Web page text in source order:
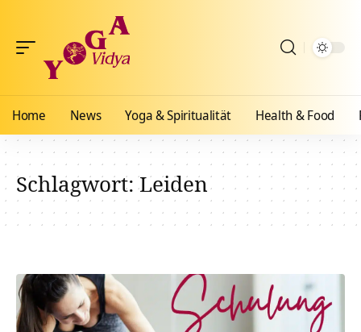
Home News Yoga & Spiritualität Health & Food
Schlagwort:Leiden